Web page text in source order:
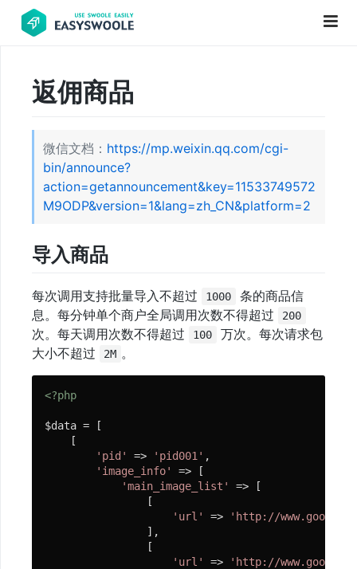
项
PHP
知
更
新
与
返佣商品
微信文档： https://mp.weixin.qq.com/cgi-
bin/announce?
action=getannouncement&key=11533749572
M9ODP&version=1&lang=zh_CN&platform=2
导入商品
每次调用支持批量导入不超过 1000
条的商品信
息。每分钟单个商户全局调用次数不得超过
200
次。每天调用次数不得超过 100
万次。每次请求包
大小不超过
2M 。
<?php
$data = [
    [
'pid'
=> 'pid001' ,
'image_info'
=> [
'main_image_list'
=> [
                [
'url'
=>
'http://
                ],
                [
'url'
=>
'http://